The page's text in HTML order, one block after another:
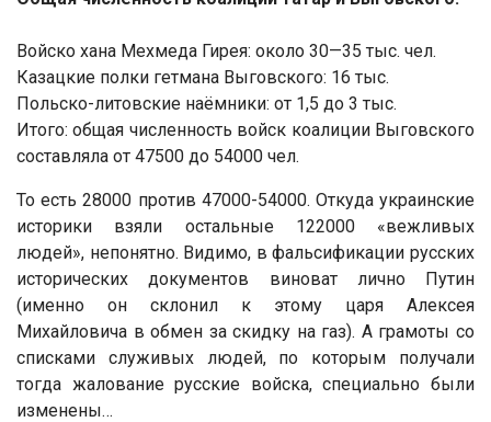
Войско хана Мехмеда Гирея: около 30—35 тыс. чел.
Казацкие полки гетмана Выговского: 16 тыс.
Польско-литовские наёмники: от 1,5 до 3 тыс.
Итого: общая численность войск коалиции Выговского
составляла от 47500 до 54000 чел.
То есть 28000 против 47000-54000. Откуда украинские
историки взяли остальные 122000 «вежливых
людей», непонятно. Видимо, в фальсификации русских
исторических документов виноват лично Путин
(именно он склонил к этому царя Алексея
Михайловича в обмен за скидку на газ). А грамоты со
списками служивых людей, по которым получали
тогда жалование русские войска, специально были
изменены…